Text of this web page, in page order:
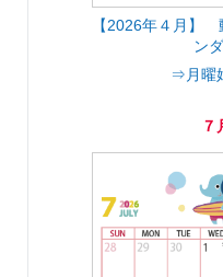
【2026年４月】
ン
⇒月曜
７